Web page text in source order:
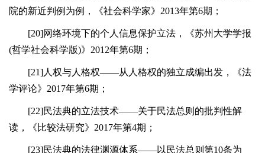
院的新近判例为例，《社会科学家》2013年第6期；
[20]网络环境下的个人信息保护立法，《苏州大学学报
(哲学社会科学版)》2012年第6期；
[21]人权与人格权——从人格权的独立成编出发，《法
学评论》2017年第6期；
[22]民法典的立法技术——关于民法总则的批判性解
读，《比较法研究》2017年第4期；
[23]民法典的法律渊源体系——以民法总则第10条为